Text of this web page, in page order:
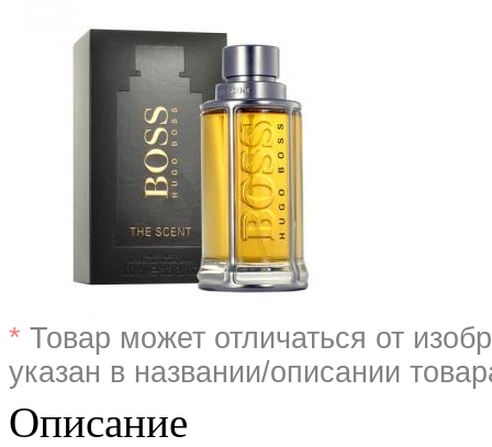
* Товар может отличаться от
указан в названии/описании
Описание